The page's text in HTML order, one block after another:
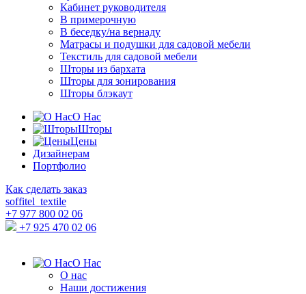
Кабинет руководителя
В примерочную
В беседку/на вернаду
Матрасы и подушки для садовой мебели
Текстиль для садовой мебели
Шторы из бархата
Шторы для зонирования
Шторы блэкаут
О Нас
Шторы
Цены
Дизайнерам
Портфолио
Как сделать заказ
soffitel_textile
+7 977 800 02 06
+7 925 470 02 06
О Нас
О нас
Наши достижения